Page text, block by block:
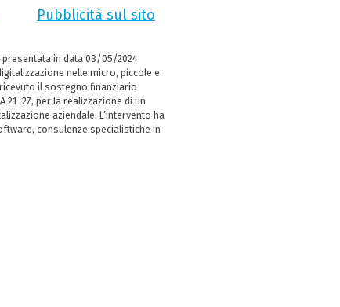
Pubblicità sul sito
presentata in data 03/05/2024
nelle micro, piccole e
ricevuto il sostegno finanziario
21–27, per la realizzazione di un
aziendale. L’intervento ha
consulenze specialistiche in